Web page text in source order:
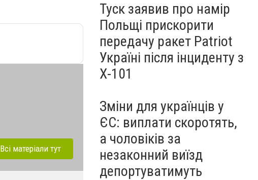
Всі матеріали тут
Туск заявив про намір
Польщі прискорити
передачу ракет Patriot
Україні після інциденту з
Х-101
Зміни для українців у
ЄС: виплати скоротять,
а чоловіків за
незаконний виїзд
депортуватимуть